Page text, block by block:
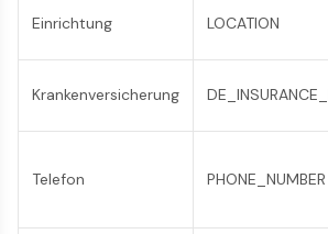
Einrichtung LOCATION
Krankenversicherung
Telefon PHONE_NUMBER